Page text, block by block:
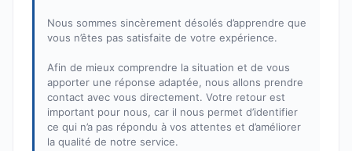
Nous sommes sincèrement désolés d’apprendre que
vous n’êtes pas satisfaite de votre expérience.
Afin de mieux comprendre la situation et de vous
apporter une réponse adaptée, nous allons prendre
contact avec vous directement. Votre retour est
important pour nous, car il nous permet d’identifier
ce qui n’a pas répondu à vos attentes et d’améliorer
la qualité de notre service.